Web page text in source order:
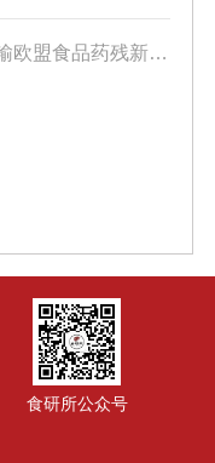
上一篇:进口食品安全你问我答（输欧盟食品药残新规篇）
食研所公众号